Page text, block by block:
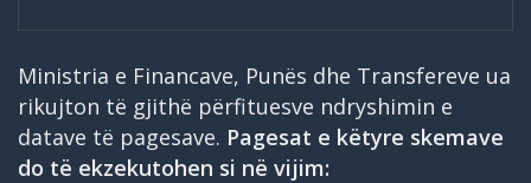
Ministria e Financave, Punës dhe Transfereve ua
rikujton të gjithë përfituesve ndryshimin e
datave të pagesave. Pagesat e këtyre skemave
do të ekzekutohen si në vijim: